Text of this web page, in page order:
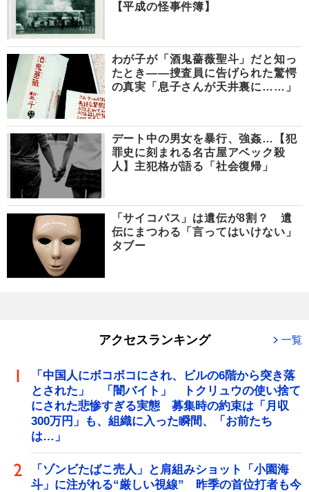
【平成の怪事件簿】
わが子が「酒鬼薔薇聖斗」だと知っ
たとき――捜査員に告げられた驚愕
の真実「息子さんが天井裏に……」
デート中の男女を暴行、強姦…【犯
罪史に刻まれる名古屋アベック殺
人】主犯格が語る「社会復帰」
「サイコパス」は遺伝が8割？ 遺
伝にまつわる「言ってはいけない」
タブー
アクセスランキング 一覧
「中国人にボコボコにされ、ビルの6階から突き落
とされた」 「闇バイト」 トクリュウの使い捨て
にされた悲惨すぎる実態 募集時の約束は「月収
300万円」も、組織に入った瞬間、「お前たち
は…」
「ゾンビたばこ売人」と肩組みショット「小園海
斗」に注がれる“厳しい視線” 昨季の首位打者も今